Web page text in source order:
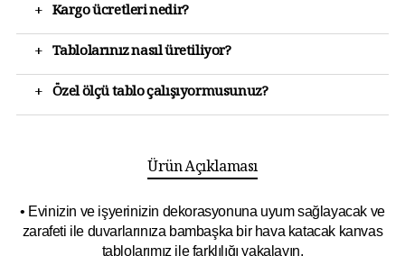
+ Kargo ücretleri nedir?
+ Tablolarınız nasıl üretiliyor?
+ Özel ölçü tablo çalışıyormusunuz?
Ürün Açıklaması
• Evinizin ve işyerinizin dekorasyonuna uyum sağlayacak ve
zarafeti ile duvarlarınıza bambaşka bir hava katacak kanvas
tablolarımız ile farklılığı yakalayın.